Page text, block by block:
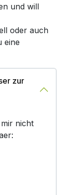
und will
oder auch
eine
zur
nicht